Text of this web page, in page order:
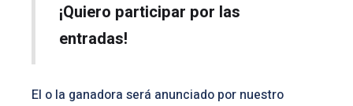
¡Quiero participar por las
entradas!
El o la ganadora será anunciado por nuestro